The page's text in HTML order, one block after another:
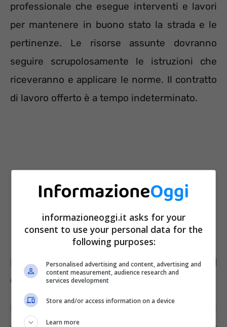
professionale che esegue interventi e lavori
per mantenere in buono stato la strada e le
pertinenze. Le risorse assunte dovranno
seguire scrupolosamente le istruzioni che
riceveranno e applicare le norme. Il contratto
di lavoro offerto è a tempo indeterminato.
I requisiti per partecipare al
concorso da 1.586 euro al mese
I requisiti per partecipare al concorso sono il
informazioneoggi.it asks for your
consent to use your personal data for the
following purposes:
Personalised advertising and content, advertising and
content measurement, audience research and
services development
Store and/or access information on a device
Learn more